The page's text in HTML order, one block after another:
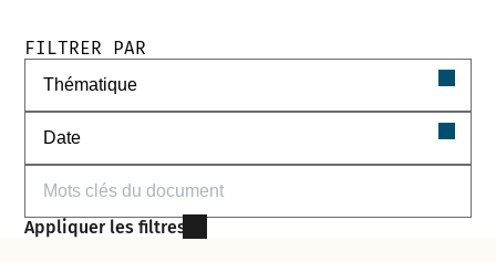
Filtres de recherche des documents
FILTRER PAR
Filtrer par thématique
Filtrer par date
Filtrer par mots-clés
Appliquer les filtres